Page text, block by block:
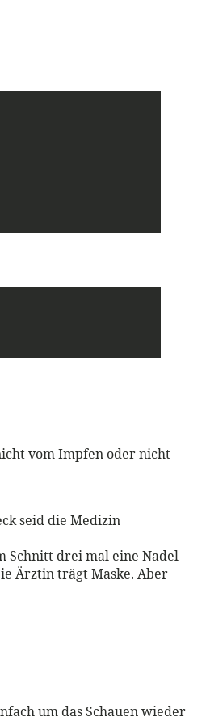
vom Impfen oder nicht-
seid die Medizin
Schnitt drei mal eine Nadel
Ärztin trägt Maske. Aber
um das Schauen wieder